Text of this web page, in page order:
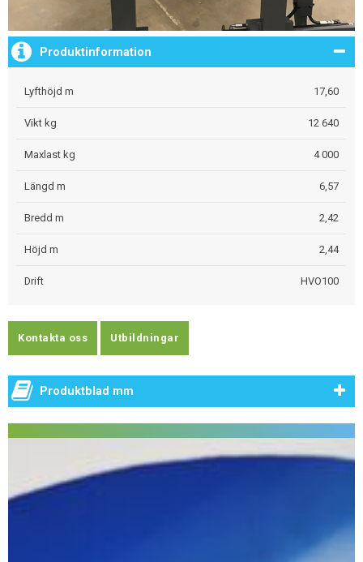
Produktinformation
Lyfthöjd m 17,60
Vikt kg 12 640
Maxlast kg 4 000
Längd m 6,57
Bredd m 2,42
Höjd m 2,44
Drift HVO100
Kontakta oss Utbildningar
Produktblad mm